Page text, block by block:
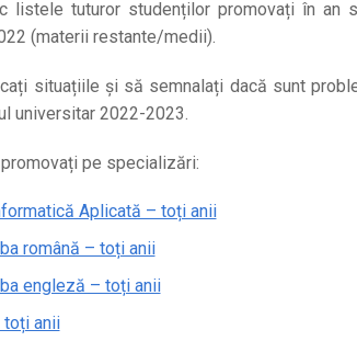
listele tuturor studenților promovați în an
(materii restante/medii).
situațiile și să semnalați dacă sunt
universitar 2022-2023.
pe specializări:
Aplicată – toți anii
română – toți anii
engleză – toți anii
anii